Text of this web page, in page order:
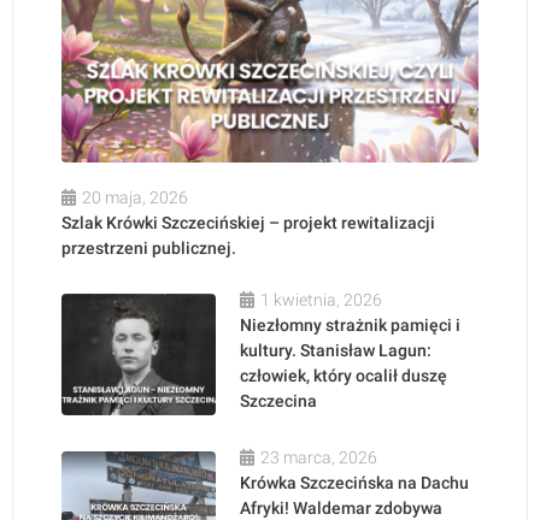
20 maja, 2026
Szlak Krówki Szczecińskiej – projekt rewitalizacji
przestrzeni publicznej.
1 kwietnia, 2026
Niezłomny strażnik pamięci i
kultury. Stanisław Lagun:
człowiek, który ocalił duszę
Szczecina
23 marca, 2026
Krówka Szczecińska na Dachu
Afryki! Waldemar zdobywa